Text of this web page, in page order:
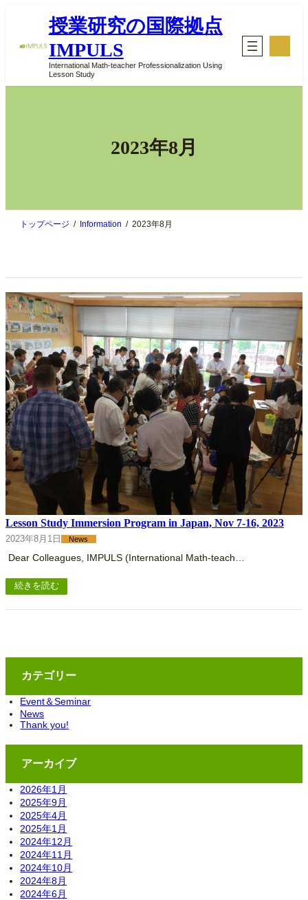
プ
授業研究の国際拠点
IMPULS
International Math-teacher Professionalization Using
Lesson Study
コ
ン
2023年8月
トップページ Information 2023年8月
Lesson Study Immersion Program in Japan, Nov 7-16, 2023
2023年8月1日 News
Dear Colleagues, IMPULS (International Math-teach…
続きを読む
カテゴリー
Event＆Seminar
News
Thank you!
アーカイブ
2026年1月
2025年9月
2025年4月
2025年1月
2024年12月
2024年11月
2024年10月
2024年8月
2024年6月